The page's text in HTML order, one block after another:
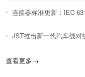
连接器标准更新：IEC
JST推出新一代汽车线对
查看更多→